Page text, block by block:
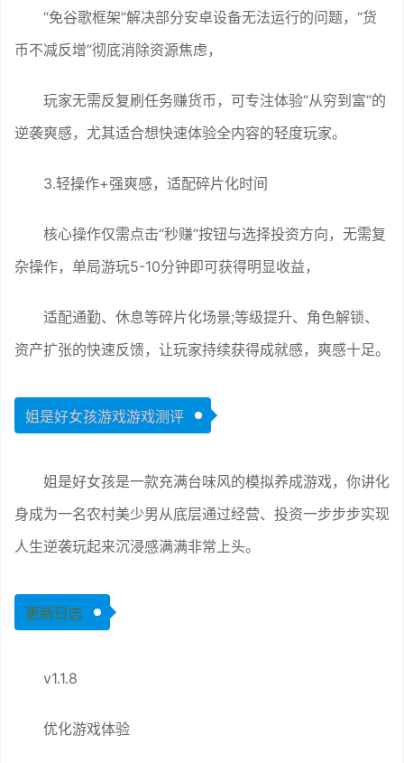
“免谷歌框架”解决部分安卓设备无法运行的问题，“货
币不减反增”彻底消除资源焦虑，
玩家无需反复刷任务赚货币，可专注体验“从穷到富”的
逆袭爽感，尤其适合想快速体验全内容的轻度玩家。
3.轻操作+强爽感，适配碎片化时间
核心操作仅需点击“秒赚”按钮与选择投资方向，无需复
杂操作，单局游玩5-10分钟即可获得明显收益，
适配通勤、休息等碎片化场景;等级提升、角色解锁、
资产扩张的快速反馈，让玩家持续获得成就感，爽感十足。
姐是好女孩游戏游戏测评
姐是好女孩是一款充满台味风的模拟养成游戏，你讲化
身成为一名农村美少男从底层通过经营、投资一步步步实现
人生逆袭玩起来沉浸感满满非常上头。
更新日志
v1.1.8
优化游戏体验